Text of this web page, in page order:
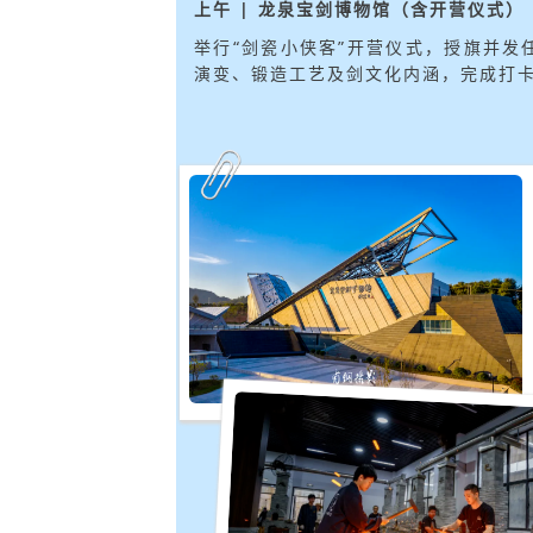
上午 | 龙泉宝剑博物馆（含开营仪式）
举行“剑瓷小侠客”开营仪式，授旗并
演变、锻造工艺及剑文化内涵，完成打